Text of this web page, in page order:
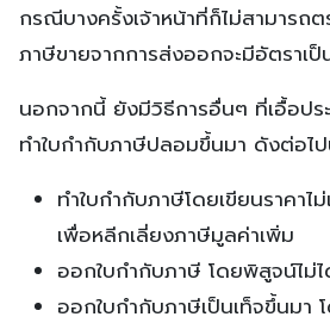
กรณีบางครั้งเจ้าหน้าที่ก็ไม่สามารถ
ภาษีขายจากการส่งออกจะมีอัตราเ
นอกจากนี้ ยังมีวิธีการอื่นๆ ที่เอื้อปร
ทำใบกำกับภาษีปลอมขึ้นมา ดังต่อไ
ทำใบกำกับภาษีโดยเขียนราคาไ
เพื่อหลีกเลี่ยงภาษีมูลค่าเพิ่ม
ออกใบกำกับภาษี โดยพิสูจน์ไม่
ออกใบกำกับภาษีเป็นเท็จขึ้นมา